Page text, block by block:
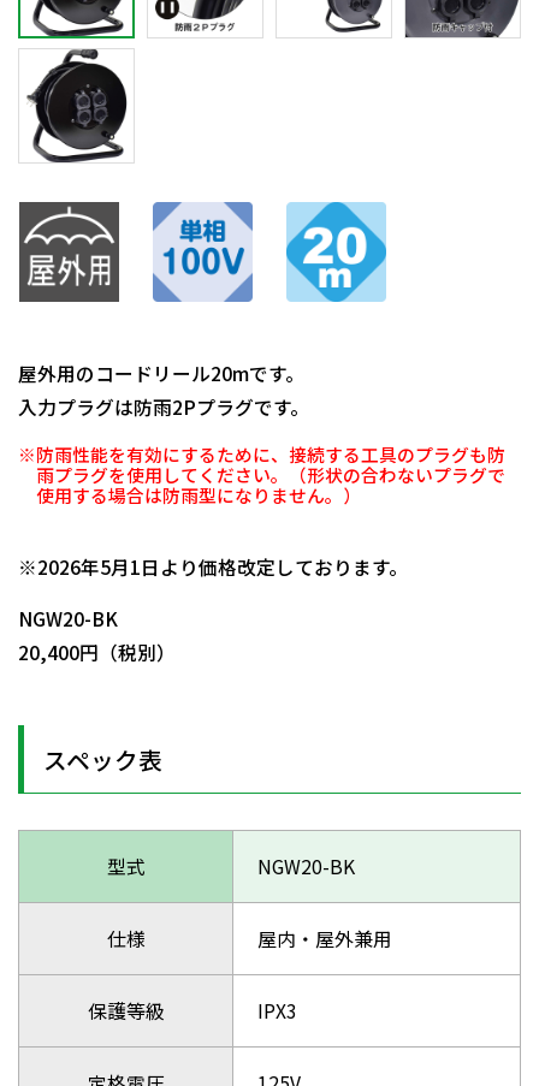
屋外用のコードリール20mです。
入力プラグは防雨2Pプラグです。
※防雨性能を有効にするために、接続する工具のプラグも防
雨プラグを使用してください。（形状の合わないプラグで
使用する場合は防雨型になりません。）
※2026年5月1日より価格改定しております。
NGW20-BK
20,400円（税別）
スペック表
型式 NGW20-BK
仕様 屋内・屋外兼用
保護等級 IPX3